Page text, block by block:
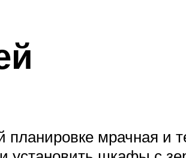
планировке мрачная и